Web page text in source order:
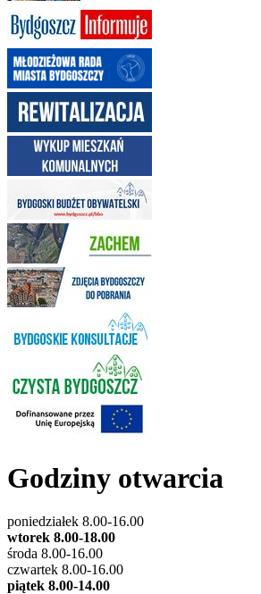
Godziny otwarcia
poniedziałek 8.00-16.00
wtorek 8.00-18.00
środa 8.00-16.00
czwartek 8.00-16.00
piątek 8.00-14.00